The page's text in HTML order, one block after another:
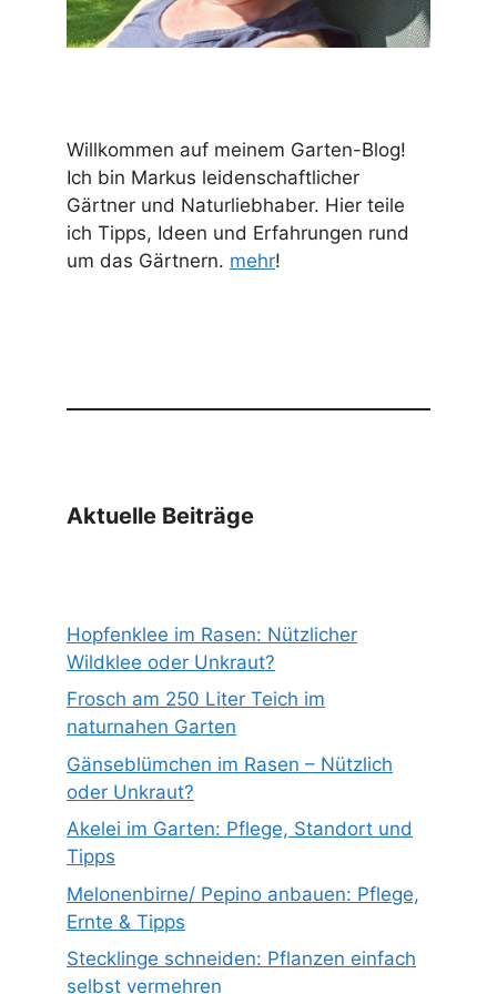
Willkommen auf meinem Garten-Blog!
Ich bin Markus leidenschaftlicher
Gärtner und Naturliebhaber. Hier teile
ich Tipps, Ideen und Erfahrungen rund
um das Gärtnern. mehr!
Aktuelle Beiträge
Hopfenklee im Rasen: Nützlicher
Wildklee oder Unkraut?
Frosch am 250 Liter Teich im
naturnahen Garten
Gänseblümchen im Rasen – Nützlich
oder Unkraut?
Akelei im Garten: Pflege, Standort und
Tipps
Melonenbirne/ Pepino anbauen: Pflege,
Ernte & Tipps
Stecklinge schneiden: Pflanzen einfach
selbst vermehren